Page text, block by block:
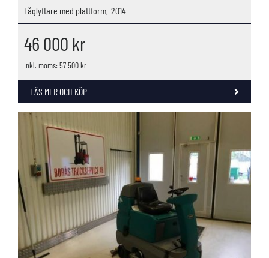
Låglyftare med plattform, 2014
46 000 kr
Inkl. moms: 57 500 kr
LÄS MER OCH KÖP